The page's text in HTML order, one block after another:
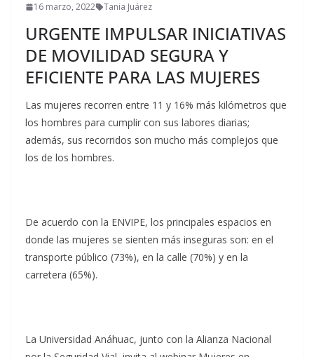
16 marzo, 2022 Tania Juárez
URGENTE IMPULSAR INICIATIVAS
DE MOVILIDAD SEGURA Y
EFICIENTE PARA LAS MUJERES
Las mujeres recorren entre 11 y 16% más kilómetros que
los hombres para cumplir con sus labores diarias;
además, sus recorridos son mucho más complejos que
los de los hombres.
De acuerdo con la ENVIPE, los principales espacios en
donde las mujeres se sienten más inseguras son: en el
transporte público (73%), en la calle (70%) y en la
carretera (65%).
La Universidad Anáhuac, junto con la Alianza Nacional